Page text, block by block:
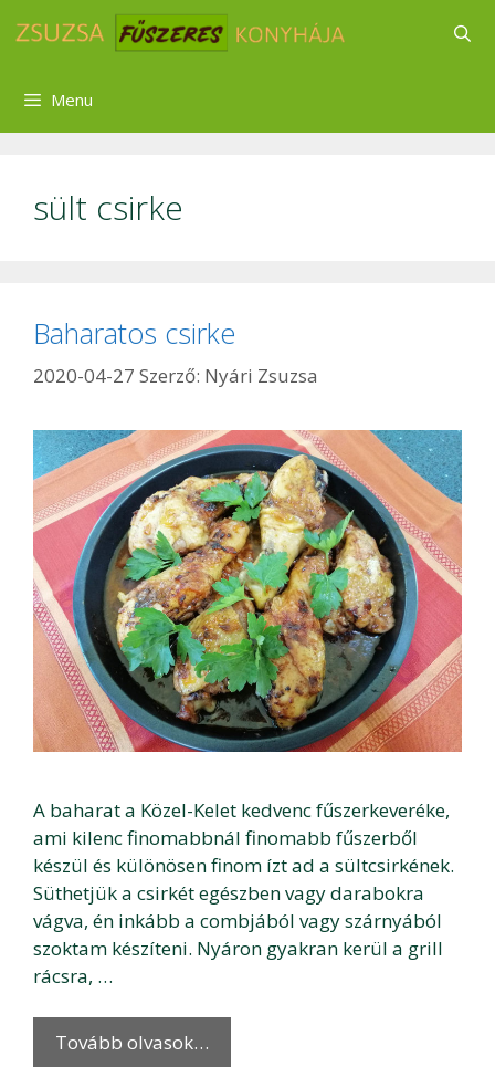
Menu
sült csirke
Baharatos csirke
2020-04-27 Szerző: Nyári Zsuzsa
A baharat a Közel-Kelet kedvenc fűszerkeveréke,
ami kilenc finomabbnál finomabb fűszerből
készül és különösen finom ízt ad a sültcsirkének.
Süthetjük a csirkét egészben vagy darabokra
vágva, én inkább a combjából vagy szárnyából
szoktam készíteni. Nyáron gyakran kerül a grill
rácsra, …
Tovább olvasok…